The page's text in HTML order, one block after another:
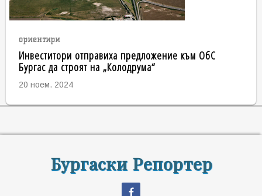
ориентири
Инвеститори отправиха предложение към ОбС
Бургас да строят на „Колодрума“
20 ноем. 2024
Бургаски Репортер